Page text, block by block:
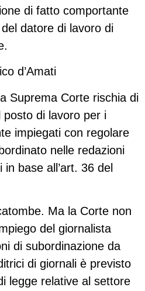
di fatto comportante
datore di lavoro di
d’Amati
Suprema Corte rischia di
di lavoro per i
impiegati con regolare
nelle redazioni
base all’art. 36 del
Ma la Corte non
del giornalista
di subordinazione da
di giornali è previsto
legge relative al settore